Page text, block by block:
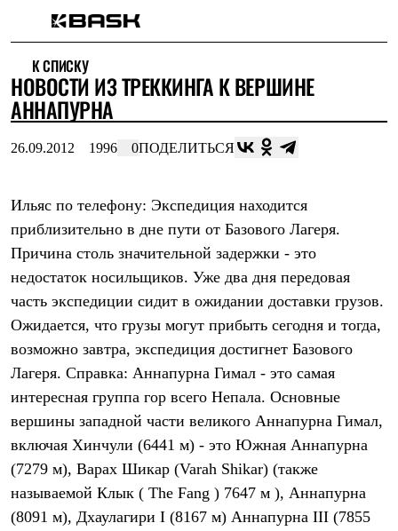
Интернет-магазин
Мужская одежда
Утепленная пухом
Куртки
Жилеты
Куртки
Штормовая одежда
Куртки
Софтшелл одежда
Куртки
Брюки
Флисовая одежда
Куртки
Брюки
Термобелье
Теплое термобелье
Среднее термобелье
Легкое термобелье
Лёгкая одежда
Футболки
Толстовки
К СПИСКУ
НОВОСТИ ИЗ ТРЕККИНГА К ВЕРШИНЕ
АННАПУРНА
26.09.2012 1996 0ПОДЕЛИТЬСЯ
Ильяс по телефону: Экспедиция находится
приблизительно в дне пути от Базового Лагеря.
Причина столь значительной задержки - это
недостаток носильщиков. Уже два дня передовая
часть экспедиции сидит в ожидании доставки грузов.
Ожидается, что грузы могут прибыть сегодня и тогда,
возможно завтра, экспедиция достигнет Базового
Лагеря. Справка: Аннапурна Гимал - это самая
интересная группа гор всего Непала. Основные
вершины западной части великого Аннапурна Гимал,
включая Хинчули (6441 м) - это Южная Аннапурна
(7279 м), Варах Шикар (Varah Shikar) (также
называемой Клык ( The Fang ) 7647 м ), Аннапурна
(8091 м), Дхаулагири I (8167 м) Аннапурна III (7855